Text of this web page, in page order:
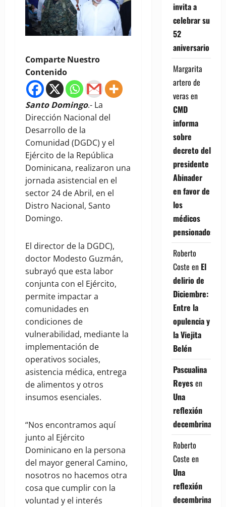
Comparte Nuestro
Contenido
Santo Domingo.- La
Dirección Nacional del
Desarrollo de la
Comunidad (DGDC) y el
Ejército de la República
Dominicana, realizaron una
jornada asistencial en el
sector 24 de Abril, en el
Distro Nacional, Santo
Domingo.
El director de la DGDC),
doctor Modesto Guzmán,
subrayó que esta labor
conjunta con el Ejército,
permite impactar a
comunidades en
condiciones de
vulnerabilidad, mediante la
implementación de
operativos sociales,
asistencia médica, entrega
de alimentos y otros
insumos esenciales.
“Nos encontramos aquí
junto al Ejército
Dominicano en la persona
del mayor general Camino,
nosotros no hacemos otra
cosa que cumplir con la
voluntad y el interés
invita a
celebrar su
52
aniversario
Margarita
artero de
verasen
CMD
informa
sobre
decreto del
presidente
Abinader
en favor de
los
médicos
pensionados
Roberto
Coste en El
delirio de
Diciembre:
Entre la
opulencia y
la Viejita
Belén
Pascualina
Reyesen
Una
reflexión
decembrina
Roberto
Coste en
Una
reflexión
decembrina